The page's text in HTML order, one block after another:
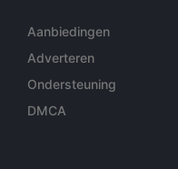
Aanbiedingen
Adverteren
Ondersteuning
DMCA